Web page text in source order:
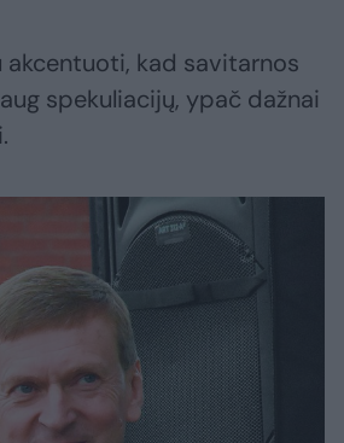
akcentuoti, kad savitarnos
spekuliacijų, ypač dažnai